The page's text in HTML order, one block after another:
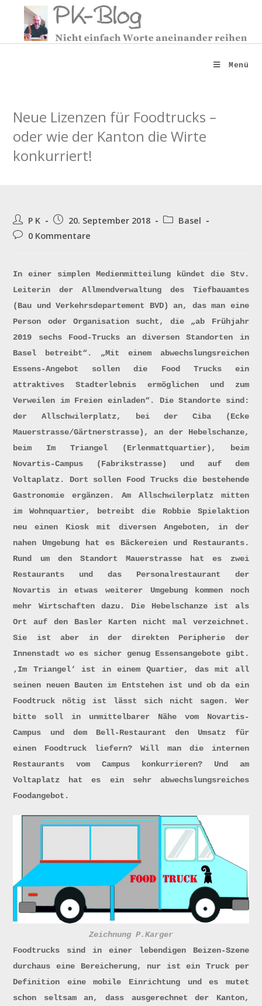
springen
Menü
Neue Lizenzen für Foodtrucks –
oder wie der Kanton die Wirte
konkurriert!
Beitrags-
Autor:
P K
Beitrag
veröffentlicht:
20. September 2018
Beitrags-
Basel
Beitrags-
0 Kommentare
In einer simplen Medienmitteilung kündet die Stv.
Leiterin der Allmendverwaltung des Tiefbauamtes
(Bau und Verkehrsdepartement BVD) an, das man eine
Person oder Organisation sucht, die „ab Frühjahr
2019 sechs Food-Trucks an diversen Standorten in
Basel betreibt“. „Mit einem abwechslungsreichen
Essens-Angebot sollen die Food Trucks ein
attraktives Stadterlebnis ermöglichen und zum
Verweilen im Freien einladen“. Die Standorte sind:
der Allschwilerplatz, bei der Ciba (Ecke
Mauerstrasse/Gärtnerstrasse), an der Hebelschanze,
beim Im Triangel (Erlenmattquartier), beim
Novartis-Campus (Fabrikstrasse) und auf dem
Voltaplatz. Dort sollen Food Trucks die bestehende
Gastronomie ergänzen. Am Allschwilerplatz mitten
im Wohnquartier, betreibt die Robbie Spielaktion
neu einen Kiosk mit diversen Angeboten, in der
nahen Umgebung hat es Bäckereien und Restaurants.
Rund um den Standort Mauerstrasse hat es zwei
Restaurants und das Personalrestaurant der
Novartis in etwas weiterer Umgebung kommen noch
mehr Wirtschaften dazu. Die Hebelschanze ist als
Ort auf den Basler Karten nicht mal verzeichnet.
Sie ist aber in der direkten Peripherie der
Innenstadt wo es sicher genug Essensangebote gibt.
‚Im Triangel‘ ist in einem Quartier, das mit all
seinen neuen Bauten im Entstehen ist und ob da ein
Foodtruck nötig ist lässt sich nicht sagen. Wer
bitte soll in unmittelbarer Nähe vom Novartis-
Campus und dem Bell-Restaurant den Umsatz für
einen Foodtruck liefern? Will man die internen
Restaurants vom Campus konkurrieren? Und am
Voltaplatz hat es ein sehr abwechslungsreiches
Foodangebot.
Zeichnung P.Karger
Foodtrucks sind in einer lebendigen Beizen-Szene
durchaus eine Bereicherung, nur ist ein Truck per
Definition eine mobile Einrichtung und es mutet
schon seltsam an, dass ausgerechnet der Kanton,